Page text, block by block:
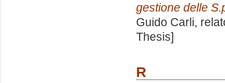
gestione delle
Guido Carli,
Thesis]
R